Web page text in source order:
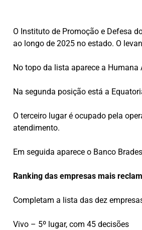
O Instituto de Promoção e Defesa
ao longo de 2025 no estado. O
No topo da lista aparece a
Na segunda posição está a
O terceiro lugar é ocupado pela
atendimento.
Em seguida aparece o Banco
Ranking das empresas mais
Completam a lista das dez
Vivo – 5º lugar, com 45 decisões